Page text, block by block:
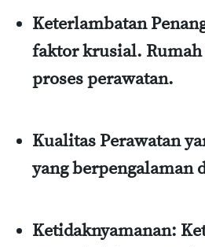
Keterlambatan
faktor krusial.
proses perawatan.
Kualitas Perawatan
yang berpengalaman
Ketidaknyamanan: